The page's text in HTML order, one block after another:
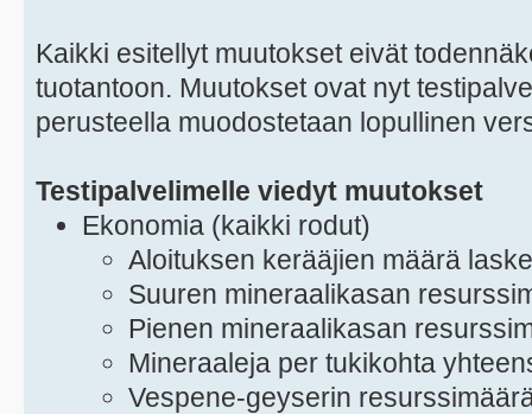
Kaikki esitellyt muutokset eivät
tuotantoon. Muutokset ovat nyt
perusteella muodostetaan lopullinen
Testipalvelimelle viedyt muutokset
Ekonomia (kaikki rodut)
Aloituksen kerääjien määrä
Suuren mineraalikasan
Pienen mineraalikasan
Mineraaleja per tukikohta
Vespene-geyserin